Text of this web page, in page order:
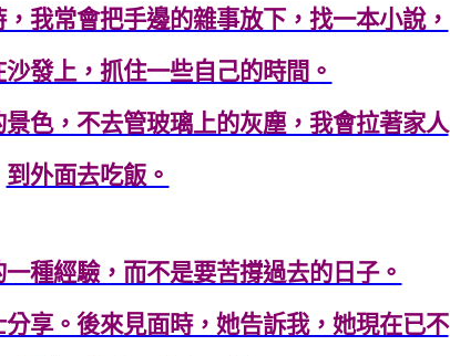
我常會把手邊的雜事放下，找一本小說，
發上，抓住一些自己的時間。
色，不去管玻璃上的灰塵，我會拉著家人
到外面去吃飯。
種經驗，而不是要苦撐過去的日子。
享。後來見面時，她告訴我，她現在已不